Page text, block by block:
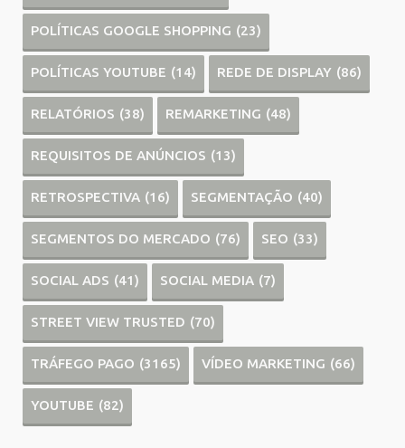
POLÍTICAS GOOGLE SHOPPING (23)
POLÍTICAS YOUTUBE (14) REDE DE DISPLAY (86)
RELATÓRIOS (38) REMARKETING (48)
REQUISITOS DE ANÚNCIOS (13)
RETROSPECTIVA (16) SEGMENTAÇÃO (40)
SEGMENTOS DO MERCADO (76) SEO (33)
SOCIAL ADS (41) SOCIAL MEDIA (7)
STREET VIEW TRUSTED (70)
TRÁFEGO PAGO (3165) VÍDEO MARKETING (66)
YOUTUBE (82)